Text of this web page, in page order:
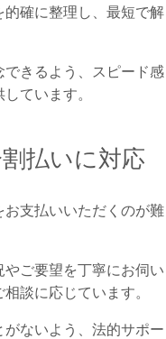
確に整理し、最短で解
きるよう、スピード感
ています。
払いに対応
お支払いいただくのが難
ご要望を丁寧にお伺い
談に応じています。
ないよう、法的サポー